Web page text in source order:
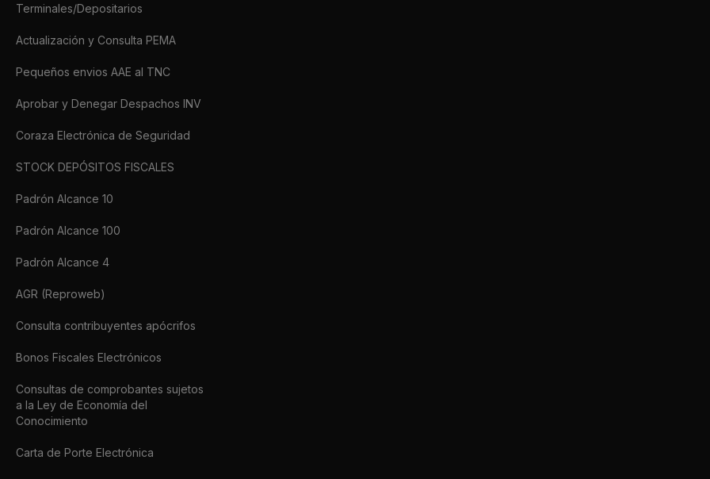
Terminales/Depositarios
Actualización y Consulta PEMA
Pequeños envios AAE al TNC
Aprobar y Denegar Despachos INV
Coraza Electrónica de Seguridad
STOCK DEPÓSITOS FISCALES
Padrón Alcance 10
Padrón Alcance 100
Padrón Alcance 4
AGR (Reproweb)
Consulta contribuyentes apócrifos
Bonos Fiscales Electrónicos
Consultas de comprobantes sujetos
a la Ley de Economía del
Conocimiento
Carta de Porte Electrónica